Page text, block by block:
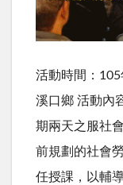
活動時間：105
溪口鄉 活動內
期兩天之服社
前規劃的社會
任授課，以輔